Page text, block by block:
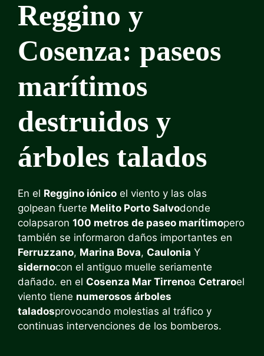
Reggino y
Cosenza: paseos
marítimos
destruidos y
árboles talados
En el Reggino iónico el viento y las olas
golpean fuerte Melito Porto Salvodonde
colapsaron 100 metros de paseo marítimopero
también se informaron daños importantes en
Ferruzzano, Marina Bova, Caulonia Y
sidernocon el antiguo muelle seriamente
dañado. en el Cosenza Mar Tirrenoa Cetraroel
viento tiene numerosos árboles
taladosprovocando molestias al tráfico y
continuas intervenciones de los bomberos.